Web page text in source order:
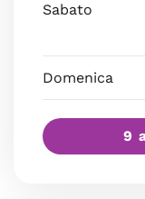
Sabato
Domenica
9